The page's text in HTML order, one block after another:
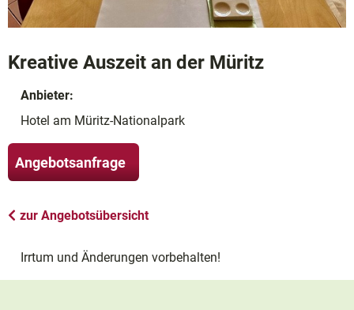
Kreative Auszeit an der Müritz
Anbieter:
Hotel am Müritz-Nationalpark
Angebotsanfrage
zur Angebotsübersicht
Irrtum und Änderungen vorbehalten!